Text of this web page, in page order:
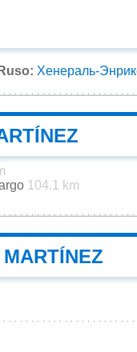
Ruso: Хенераль-
104.1 km